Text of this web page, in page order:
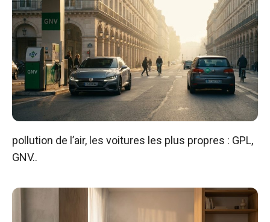
pollution de l’air, les voitures les plus propres : GPL,
GNV..